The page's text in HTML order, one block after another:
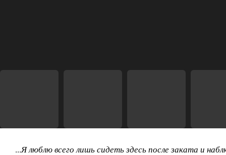
...Я люблю всего лишь сидеть здесь после заката и